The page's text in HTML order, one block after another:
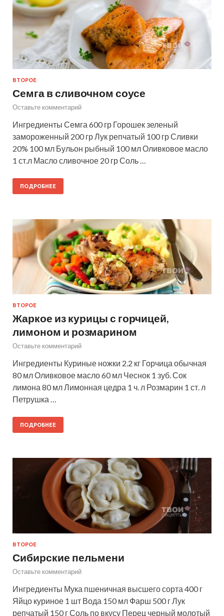
ВТОРОЕ
Семга в сливочном соусе
Оставьте комментарий
Ингредиенты Семга 600 гр Горошек зеленый
замороженный 200 гр Лук репчатый 100 гр Сливки
20% 100 мл Бульон рыбный 100 мл Оливковое масло
1 ст.л Масло сливочное 20 гр Соль …
ПОДРОБНЕЕ
ВТОРОЕ
Жаркое из курицы с горчицей,
лимоном и розмарином
Оставьте комментарий
Ингредиенты Куриные ножки 2.2 кг Горчица обычная
80 мл Оливковое масло 60 мл Чеснок 1 зуб. Сок
лимона 80 мл Лимонная цедра 1 ч. л Розмарин 1 ст. л
Петрушка …
ПОДРОБНЕЕ
ВТОРОЕ
Сибирские пельмени
Оставьте комментарий
Ингредиенты Мука пшеничная высшего сорта 400 г
Яйцо куриное 1 шт Вода 150 мл Фарш 500 г Лук
репчатый 150 г Соль по вкусу Перец черный молотый